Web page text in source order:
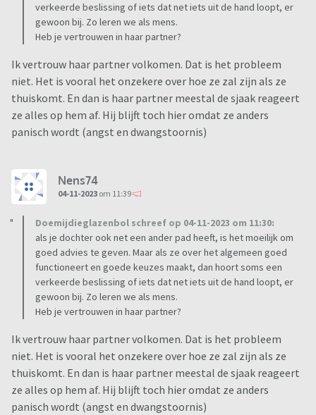
verkeerde beslissing of iets dat net iets uit de hand loopt, er
gewoon bij. Zo leren we als mens.
Heb je vertrouwen in haar partner?
Ik vertrouw haar partner volkomen. Dat is het probleem
niet. Het is vooral het onzekere over hoe ze zal zijn als ze
thuiskomt. En dan is haar partner meestal de sjaak reageert
ze alles op hem af. Hij blijft toch hier omdat ze anders
panisch wordt (angst en dwangstoornis)
Nens74
04-11-2023 om 11:39
Doemijdieglazenbol schreef op 04-11-2023 om 11:30:
als je dochter ook net een ander pad heeft, is het moeilijk om
goed advies te geven. Maar als ze over het algemeen goed
functioneert en goede keuzes maakt, dan hoort soms een
verkeerde beslissing of iets dat net iets uit de hand loopt, er
gewoon bij. Zo leren we als mens.
Heb je vertrouwen in haar partner?
Ik vertrouw haar partner volkomen. Dat is het probleem
niet. Het is vooral het onzekere over hoe ze zal zijn als ze
thuiskomt. En dan is haar partner meestal de sjaak reageert
ze alles op hem af. Hij blijft toch hier omdat ze anders
panisch wordt (angst en dwangstoornis)